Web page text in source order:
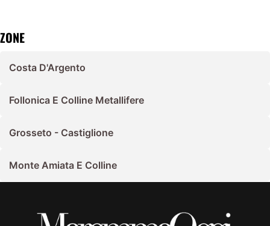
ZONE
Costa D'Argento
Follonica E Colline Metallifere
Grosseto - Castiglione
Monte Amiata E Colline